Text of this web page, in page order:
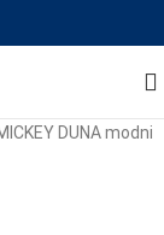
DUNA modni